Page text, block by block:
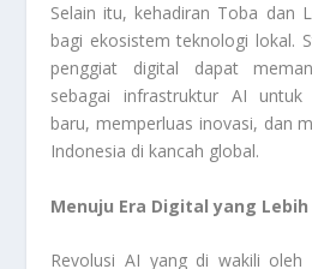
Selain itu, kehadiran Toba dan
bagi ekosistem teknologi lokal.
penggiat digital dapat
sebagai infrastruktur AI untuk
baru, memperluas inovasi, dan
Indonesia di kancah global.
Menuju Era Digital yang
Revolusi AI yang di wakili